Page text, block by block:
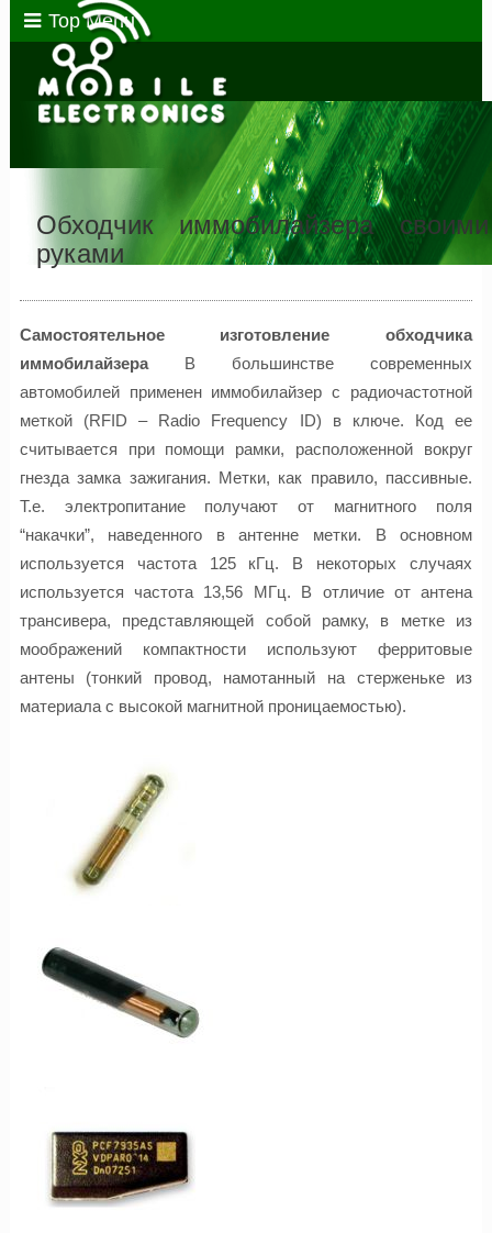
Top Menu
Обходчик иммобилайзера своими
руками
Самостоятельное изготовление обходчика
иммобилайзераВ большинстве современных
автомобилей применен иммобилайзер с радиочастотной
меткой (RFID – Radio Frequency ID) в ключе. Код ее
считывается при помощи рамки, расположенной вокруг
гнезда замка зажигания. Метки, как правило, пассивные.
Т.е. электропитание получают от магнитного поля
“накачки”, наведенного в антенне метки. В основном
используется частота 125 кГц. В некоторых случаях
используется частота 13,56 МГц. В отличие от антена
трансивера, представляющей собой рамку, в метке из
моображений компактности используют ферритовые
антены (тонкий провод, намотанный на стерженьке из
материала с высокой магнитной проницаемостью).